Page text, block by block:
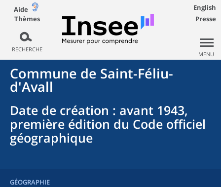
Aide
Thèmes
RECHERCHE
English
Presse
MENU
Commune de Saint-Féliu-
d'Avall
Date de création : avant 1943,
première édition du Code officiel
géographique
GÉOGRAPHIE